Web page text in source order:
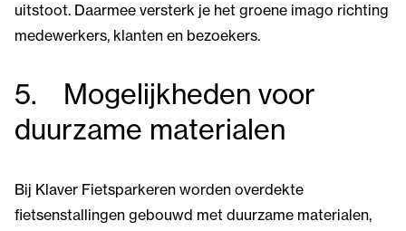
uitstoot. Daarmee versterk je het groene imago richting
medewerkers, klanten en bezoekers.
5. Mogelijkheden voor
duurzame materialen
Bij Klaver Fietsparkeren worden overdekte
fietsenstallingen gebouwd met duurzame materialen,